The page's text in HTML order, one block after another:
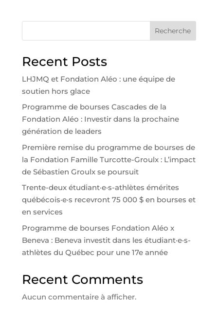
Recherche
Recent Posts
LHJMQ et Fondation Aléo : une équipe de
soutien hors glace
Programme de bourses Cascades de la
Fondation Aléo : Investir dans la prochaine
génération de leaders
Première remise du programme de bourses de
la Fondation Famille Turcotte-Groulx : L’impact
de Sébastien Groulx se poursuit
Trente-deux étudiant·e·s-athlètes émérites
québécois·e·s recevront 75 000 $ en bourses et
en services
Programme de bourses Fondation Aléo x
Beneva : Beneva investit dans les étudiant·e·s-
athlètes du Québec pour une 17e année
Recent Comments
Aucun commentaire à afficher.